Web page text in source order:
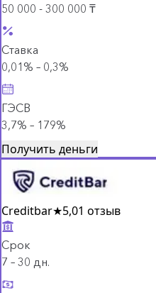
50 000 - 300 000 ₸
Ставка
0,01% – 0,3%
ГЭСВ
3,7% – 179%
Получить деньги
Creditbar★5,01 отзыв
Срок
7 – 30 дн.